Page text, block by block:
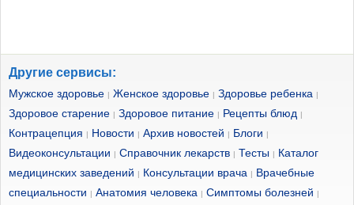
Другие сервисы:
Мужское здоровье | Женское здоровье | Здоровье ребенка |
Здоровое старение | Здоровое питание | Рецепты блюд |
Контрацепция | Новости | Архив новостей | Блоги |
Видеоконсультации | Справочник лекарств | Тесты | Каталог
медицинских заведений | Консультации врача | Врачебные
специальности | Анатомия человека | Симптомы болезней |